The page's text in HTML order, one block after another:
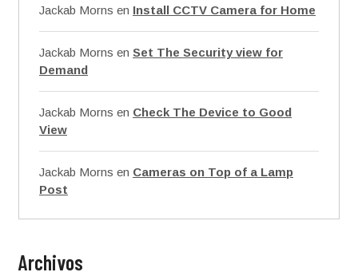
Jackab Morns en Install CCTV Camera for Home
Jackab Morns en Set The Security view for
Demand
Jackab Morns en Check The Device to Good
View
Jackab Morns en Cameras on Top of a Lamp
Post
Archivos